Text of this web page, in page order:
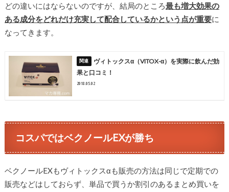
どの違いにはならないのですが、結局のところ最も増大効果の
ある成分をどれだけ充実して配合しているかという点が重要に
なってきます。
ヴィトックスα（VITOX-α）を実際に飲んだ効
果と口コミ！
2018.05.02
コスパではベクノールEXが勝ち
ベクノールEXもヴィトックスαも販売の方法は同じで定期での
販売などはしておらず、単品で買うか割引のあるまとめ買いを